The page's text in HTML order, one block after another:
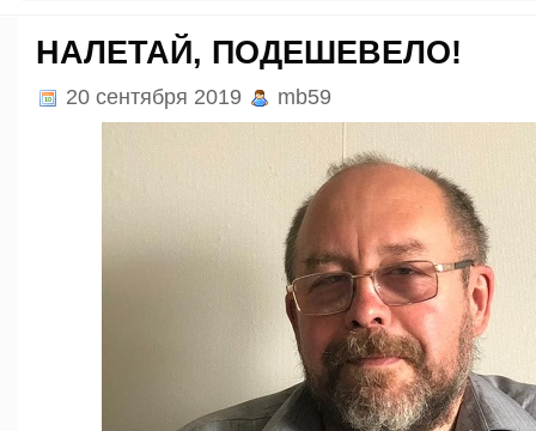
НАЛЕТАЙ, ПОДЕШЕВЕЛО!
20 сентября 2019 mb59